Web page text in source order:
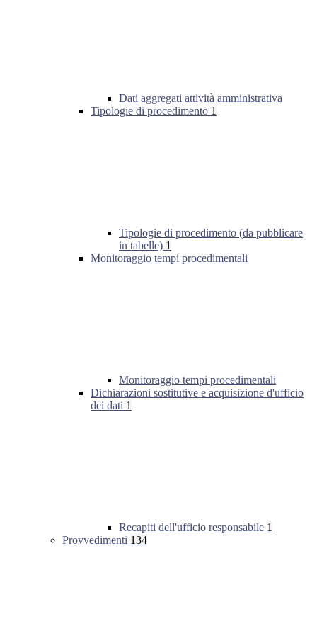
Dati aggregati attività amministrativa
Tipologie di procedimento 1
Tipologie di procedimento (da pubblicare
in tabelle) 1
Monitoraggio tempi procedimentali
Monitoraggio tempi procedimentali
Dichiarazioni sostitutive e acquisizione d'ufficio
dei dati 1
Recapiti dell'ufficio responsabile 1
Provvedimenti 134